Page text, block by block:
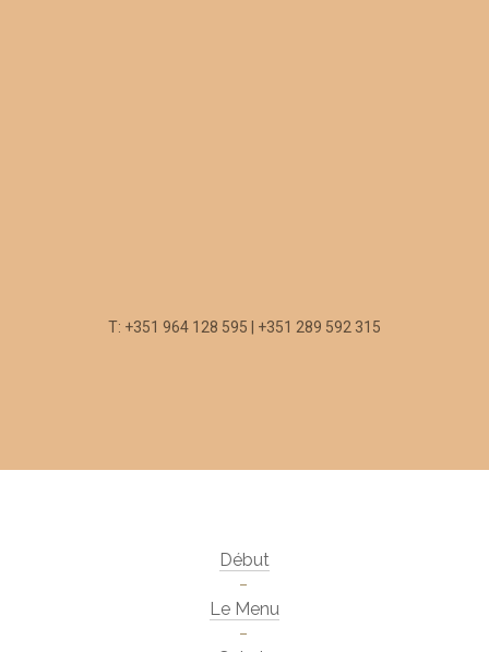
T: +351 964 128 595 | +351 289 592 315
Début
Le Menu